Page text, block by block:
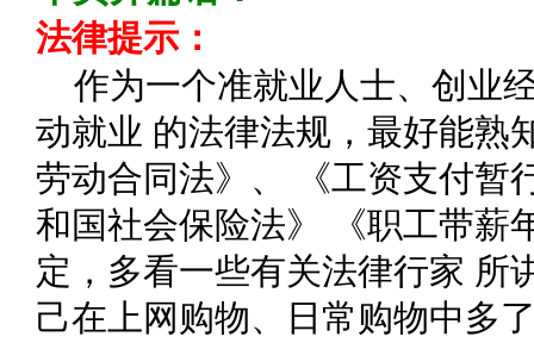
法律提示：
作为一个准就业人士、创业
动就业 的法律法规，最好能熟
劳动合同法》、 《工资支付暂
和国社会保险法》 《职工带薪
定，多看一些有关法律行家 所
己在上网购物、日常购物中多